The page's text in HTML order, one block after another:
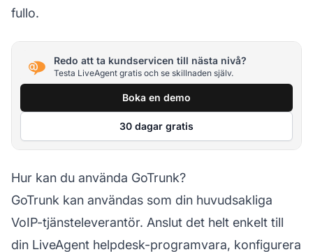
fullo.
Redo att ta kundservicen till nästa nivå?
Testa LiveAgent gratis och se skillnaden själv.
Boka en demo
30 dagar gratis
Hur kan du använda GoTrunk?
GoTrunk kan användas som din huvudsakliga
VoIP-tjänsteleverantör. Anslut det helt enkelt till
din LiveAgent helpdesk-programvara, konfigurera